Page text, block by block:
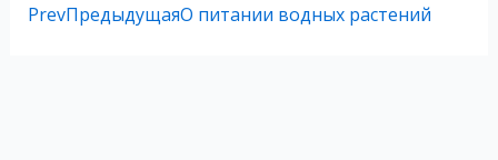
PrevПредыдущаяО питании водных растений